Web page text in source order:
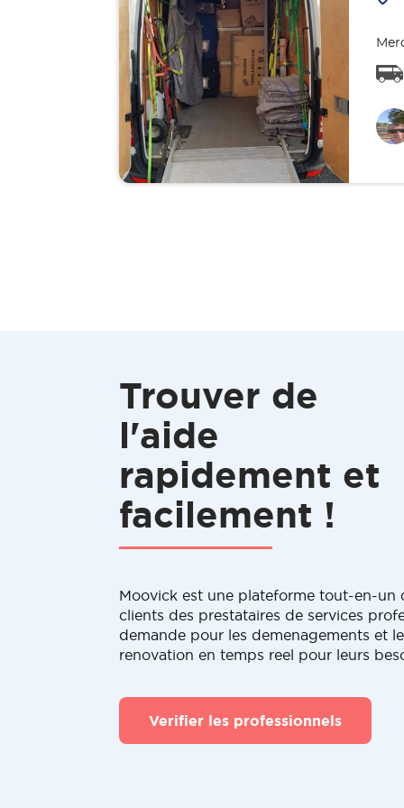
Trouver de
l'aide
rapidement et
facilement !
Moovick est une plateforme tout-en-un
clients des prestataires de services
demande pour les demenagements et
renovation en temps reel pour leurs
Verifier les professionnels